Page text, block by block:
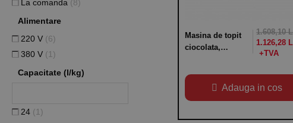
Masina de topit
ciocolata,
adancimea de
100mm
1.608,10
1.126,28
Adauga in cos
La comanda (8)
Alimentare
220 V (6)
380 V (1)
Capacitate (l/kg)
24 (1)